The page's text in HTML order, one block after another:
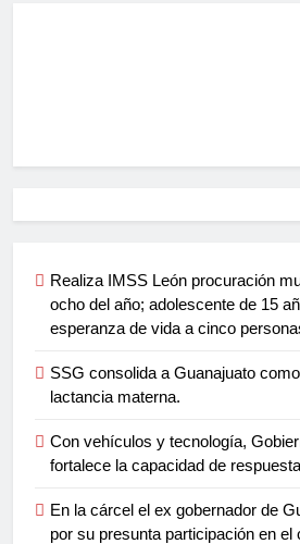
Realiza IMSS León procuración
ocho del año; adolescente de 15
esperanza de vida a cinco
SSG consolida a Guanajuato
lactancia materna.
Con vehículos y tecnología,
fortalece la capacidad de
En la cárcel el ex gobernador de
por su presunta participación en el